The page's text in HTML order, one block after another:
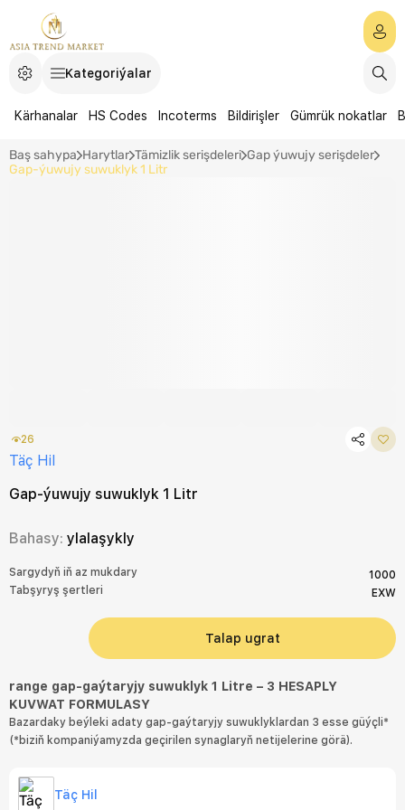
Kärhanalar HS Codes Incoterms Bildirişler Gümrük nokatlar
Kategoriýalar
Baş sahypa Harytlar Tämizlik serişdeleri Gap ýuwujy serişdeler
Gap-ýuwujy suwuklyk 1 Litr
Täç Hil
26
Gap-ýuwujy suwuklyk 1 Litr
Bahasy: ylalaşykly
Sargydyň iň az mukdary
1000
Tabşyryş şertleri
EXW
Talap ugrat
range gap-gaýtaryjy suwuklyk 1 Litre – 3 HESAPLY
KUVWAT FORMULASY
Bazardaky beýleki adaty gap-gaýtaryjy suwuklyklardan 3 esse güýçli*
(*biziň kompaniýamyzda geçirilen synaglaryň netijelerine görä).
Täç Hil